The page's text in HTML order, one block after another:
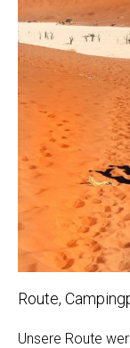
Route,
Unsere Route